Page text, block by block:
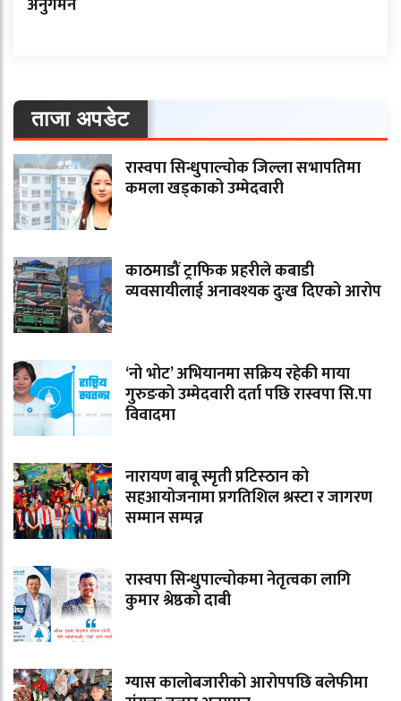
ताजा अपडेट
रास्वपा सिन्धुपाल्चोक जिल्ला सभापतिमा
कमला खड्काको उम्मेदवारी
काठमाडौं ट्राफिक प्रहरीले कबाडी
व्यवसायीलाई अनावश्यक दुःख दिएको आरोप
‘नो भोट’ अभियानमा सक्रिय रहेकी माया
गुरुङको उम्मेदवारी दर्ता पछि रास्वपा सि.पा
विवादमा
नारायण बाबू स्मृती प्रटिस्ठान को
सहआयोजनामा प्रगतिशिल श्रस्टा र जागरण
सम्मान सम्पन्न
रास्वपा सिन्धुपाल्चोकमा नेतृत्वका लागि
कुमार श्रेष्ठको दाबी
ग्यास कालोबजारीको आरोपपछि बलेफीमा